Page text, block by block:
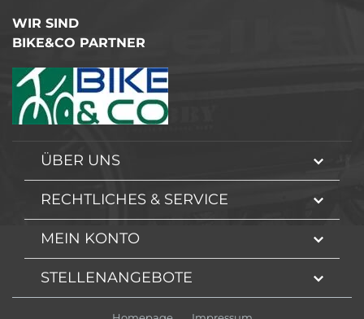
WIR SIND
BIKE&CO PARTNER
ÜBER UNS
RECHTLICHES & SERVICE
MEIN KONTO
STELLENANGEBOTE